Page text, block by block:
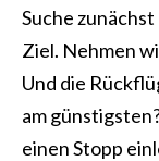
Suche
Ziel. Nehmen
Und die
am
einen Stopp